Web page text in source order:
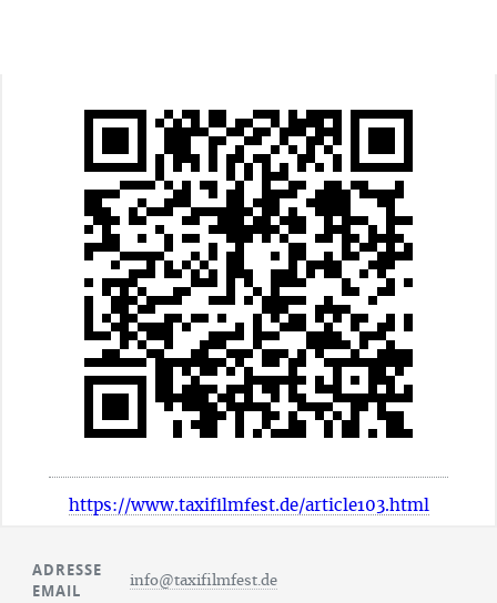
https://www.taxifilmfest.de/article103.html
ADRESSE
EMAIL
info@taxifilmfest.de